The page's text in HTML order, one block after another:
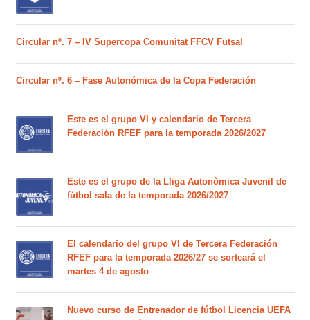
Circular nº. 7 – IV Supercopa Comunitat FFCV Futsal
Circular nº. 6 – Fase Autonómica de la Copa Federación
Este es el grupo VI y calendario de Tercera
Federación RFEF para la temporada 2026/2027
Este es el grupo de la Lliga Autonòmica Juvenil de
fútbol sala de la temporada 2026/2027
El calendario del grupo VI de Tercera Federación
RFEF para la temporada 2026/27 se sorteará el
martes 4 de agosto
Nuevo curso de Entrenador de fútbol Licencia UEFA